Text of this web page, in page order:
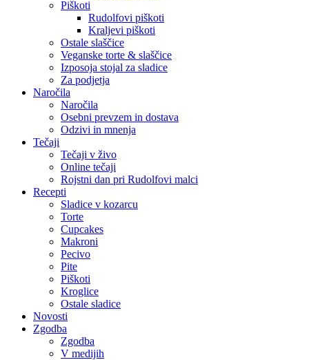
Piškoti
Rudolfovi piškoti
Kraljevi piškoti
Ostale slaščice
Veganske torte & slaščice
Izposoja stojal za sladice
Za podjetja
Naročila
Naročila
Osebni prevzem in dostava
Odzivi in mnenja
Tečaji
Tečaji v živo
Online tečaji
Rojstni dan pri Rudolfovi malci
Recepti
Sladice v kozarcu
Torte
Cupcakes
Makroni
Pecivo
Pite
Piškoti
Kroglice
Ostale sladice
Novosti
Zgodba
Zgodba
V medijih